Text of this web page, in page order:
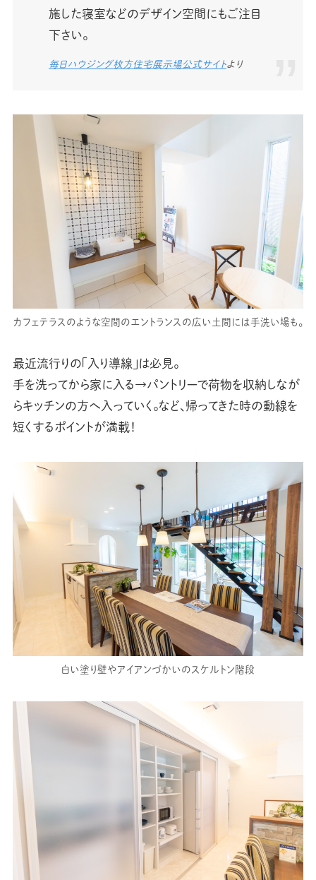
施した寝室などのデザイン空間にもご注目
下さい。
毎日ハウジング枚方住宅展示場公式サイトより
カフェテラスのような空間のエントランスの広い土間には手洗い場も。
最近流行りの「入り導線」は必見。
手を洗ってから家に入る→パントリーで荷物を収納しなが
らキッチンの方へ入っていく。など、帰ってきた時の動線を
短くするポイントが満載！
白い塗り壁やアイアンづかいのスケルトン階段